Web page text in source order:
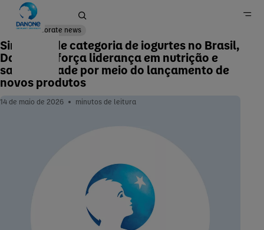
Imprensa
14 de maio de 2026
minutos de leitura
Sinônimo de categoria de iogurtes no Brasil,
Danone reforça liderança em nutrição e
saudabilidade por meio do lançamento de
novos produtos
Corporate news